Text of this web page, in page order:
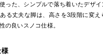
った、シンプルで落ち着いたデザ
る丈夫な脚は、高さを3段階に変
の良いスノコ仕様。